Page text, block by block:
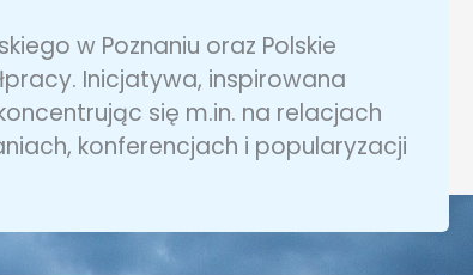
w Poznaniu oraz Polskie
Inicjatywa, inspirowana
się m.in. na relacjach
konferencjach i popularyzacji